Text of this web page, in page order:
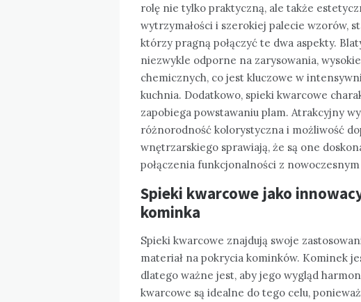
rolę nie tylko praktyczną, ale także
wytrzymałości i szerokiej palecie wzorów,
którzy pragną połączyć te dwa aspekty.
niezwykle odporne na zarysowania,
chemicznych, co jest kluczowe w
kuchnia. Dodatkowo, spieki kwarcowe
zapobiega powstawaniu plam. Atrakcyjny
różnorodność kolorystyczna i możliwość
wnętrzarskiego sprawiają, że są one
połączenia funkcjonalności z
Spieki kwarcowe jako
kominka
Spieki kwarcowe znajdują swoje
materiał na pokrycia kominków. Kominek
dlatego ważne jest, aby jego wygląd
kwarcowe są idealne do tego celu,